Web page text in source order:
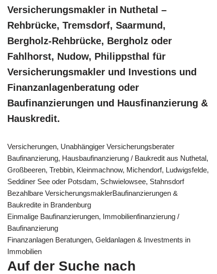
Versicherungsmakler in Nuthetal –
Rehbrücke, Tremsdorf, Saarmund,
Bergholz-Rehbrücke, Bergholz oder
Fahlhorst, Nudow, Philippsthal für
Versicherungsmakler und Investions und
Finanzanlagenberatung oder
Baufinanzierungen und Hausfinanzierung &
Hauskredit.
Versicherungen, Unabhängiger Versicherungsberater
Baufinanzierung, Hausbaufinanzierung / Baukredit aus Nuthetal,
Großbeeren, Trebbin, Kleinmachnow, Michendorf, Ludwigsfelde,
Seddiner See oder Potsdam, Schwielowsee, Stahnsdorf
Bezahlbare VersicherungsmaklerBaufinanzierungen &
Baukredite in Brandenburg
Einmalige Baufinanzierungen, Immobilienfinanzierung /
Baufinanzierung
Finanzanlagen Beratungen, Geldanlagen & Investments in
Immobilien
Auf der Suche nach